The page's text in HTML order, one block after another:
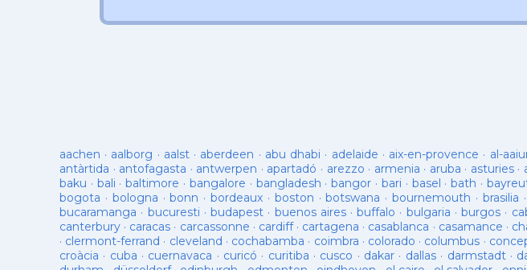
aachen · aalborg · aalst· aberdeen · abu dhabi · adelaide · aix-en-provence · al-
antàrtida · antofagasta · antwerpen · apartadó · arezzo · armenia · aruba · asturies·
baku · bali ·baltimore · bangalore · bangladesh ·bangor · bari · basel ·bath ·
bogota · bologna ·bonn ·bordeaux · boston ·botswana ·bournemouth · brasilia ·
bucaramanga · bucuresti · budapest · buenos aires·buffalo · bulgaria ·burgos ·
canterbury · caracas · carcassonne · cardiff· cartagena · casablanca · casamance ·
· clermont-ferrand · cleveland · cochabamba · coimbra · colorado · columbus ·
croàcia · cuba · cuernavaca · curicó · curitiba · cusco · dakar · dallas· darmstadt·